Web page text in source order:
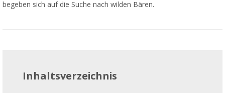
begeben sich auf die Suche nach wilden Bären.
Inhaltsverzeichnis